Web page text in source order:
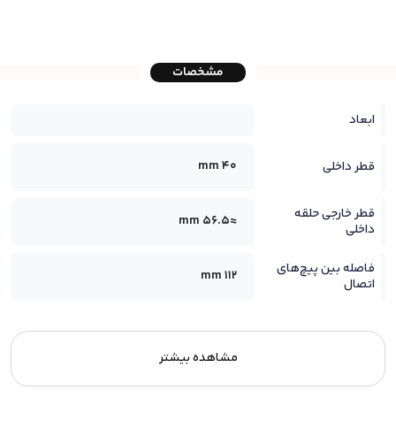
مشخصات
ابعاد
قطر داخلی 40 mm
قطر خارجی حلقه
داخلی
≈56.5 mm
فاصله بین پیچ‌های
اتصال
112 mm
مشاهده بیشتر